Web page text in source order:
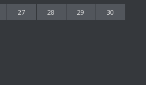
27 28 29
30